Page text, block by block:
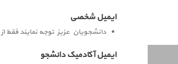
ایمیل شخصی
دانشجویان عزیز توجه نمایند فقط
ایمیل آکادمیک دانشجو